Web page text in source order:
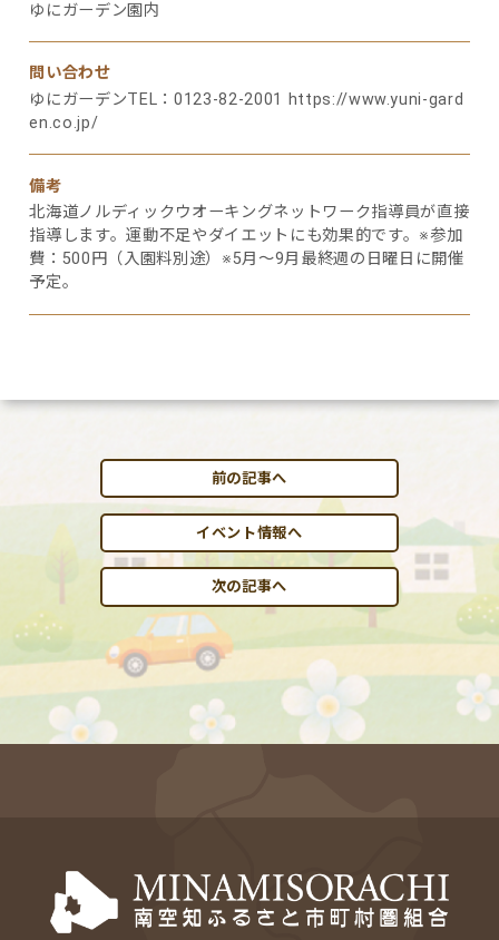
ゆにガーデン園内
問い合わせ
ゆにガーデンTEL：0123-82-2001
https://www.yuni-gard
en.co.jp/
備考
北海道ノルディックウオーキングネットワーク指導員が直接
指導します。運動不足やダイエットにも効果的です。※参加
費：500円（入園料別途）※5月～9月最終週の日曜日に開催
予定。
前の記事へ
イベント情報へ
次の記事へ